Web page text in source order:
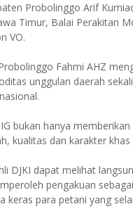
Probolinggo Arif
Timur, Balai Perakitan
VO.
Fahmi AHZ
unggulan daerah
bukan hanya
kualitas dan karakter
DJKI dapat melihat
pengakuan
keras para petani yang